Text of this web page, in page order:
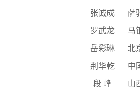
张诚成 萨
罗武龙 马
岳彩琳 北
荆华乾 中
段 峰 山